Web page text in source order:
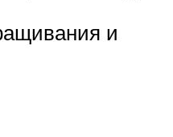
и